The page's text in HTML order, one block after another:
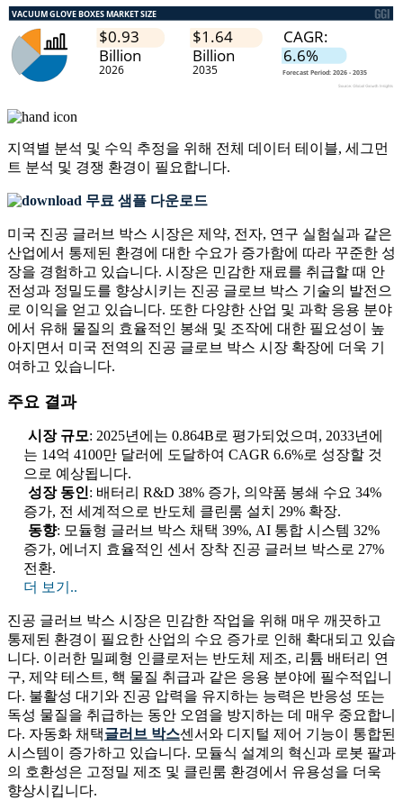
지역별 분석 및 수익 추정을 위해 전체 데이터 테이블, 세그먼
트 분석 및 경쟁 환경이 필요합니다.
무료 샘플 다운로드
미국 진공 글러브 박스 시장은 제약, 전자, 연구 실험실과 같은
산업에서 통제된 환경에 대한 수요가 증가함에 따라 꾸준한 성
장을 경험하고 있습니다. 시장은 민감한 재료를 취급할 때 안
전성과 정밀도를 향상시키는 진공 글로브 박스 기술의 발전으
로 이익을 얻고 있습니다. 또한 다양한 산업 및 과학 응용 분야
에서 유해 물질의 효율적인 봉쇄 및 조작에 대한 필요성이 높
아지면서 미국 전역의 진공 글로브 박스 시장 확장에 더욱 기
여하고 있습니다.
주요 결과
시장 규모: 2025년에는 0.864B로 평가되었으며, 2033년에
는 14억 4100만 달러에 도달하여 CAGR 6.6%로 성장할 것
으로 예상됩니다.
성장 동인: 배터리 R&D 38% 증가, 의약품 봉쇄 수요 34%
증가, 전 세계적으로 반도체 클린룸 설치 29% 확장.
동향: 모듈형 글러브 박스 채택 39%, AI 통합 시스템 32%
증가, 에너지 효율적인 센서 장착 진공 글러브 박스로 27%
전환.
더 보기..
진공 글러브 박스 시장은 민감한 작업을 위해 매우 깨끗하고
통제된 환경이 필요한 산업의 수요 증가로 인해 확대되고 있습
니다. 이러한 밀폐형 인클로저는 반도체 제조, 리튬 배터리 연
구, 제약 테스트, 핵 물질 취급과 같은 응용 분야에 필수적입니
다. 불활성 대기와 진공 압력을 유지하는 능력은 반응성 또는
독성 물질을 취급하는 동안 오염을 방지하는 데 매우 중요합니
다. 자동화 채택글러브 박스센서와 디지털 제어 기능이 통합된
시스템이 증가하고 있습니다. 모듈식 설계의 혁신과 로봇 팔과
의 호환성은 고정밀 제조 및 클린룸 환경에서 유용성을 더욱
향상시킵니다.